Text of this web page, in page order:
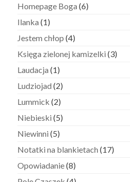
Homepage Boga (6)
Ilanka (1)
Jestem chłop (4)
Księga zielonej kamizelki (3)
Laudacja (1)
Ludziojad (2)
Lummick (2)
Niebieski (5)
Niewinni (5)
Notatki na blankietach (17)
Opowiadanie(8)